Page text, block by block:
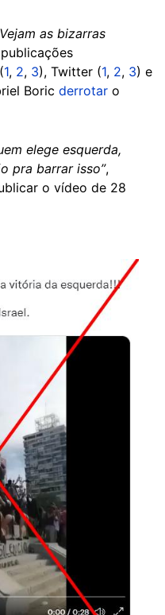
as bizarras
1, 2, 3), Twitter (1, 2, 3) e
Boric derrotar o
elege esquerda,
pra barrar isso”,
o vídeo de 28